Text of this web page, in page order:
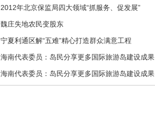
2012年北京保监局四大领域“抓服务、促发展”
魏庄失地农民变股东
宁夏利通区解“五难”精心打造群众满意工程
海南代表委员：岛民分享更多国际旅游岛建设成果
海南代表委员：岛民分享更多国际旅游岛建设成果